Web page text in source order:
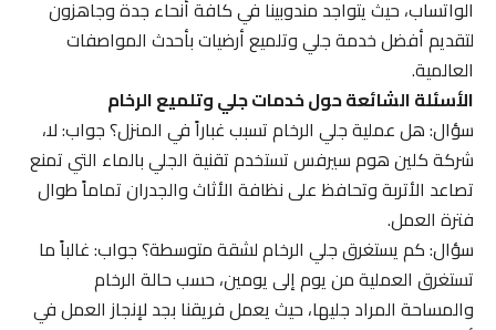
الواتساب، حيث يتواجد مندوبينا في كافة أنحاء جدة وجاهزون
لتقديم أفضل خدمة جلي وتلميع أرضيات بأحدث المواصفات
العالمية.
الأسئلة الشائعة حول خدمات جلي وتلميع الرخام
سؤال: هل عملية جلي الرخام تسبب غباراً في المنزل؟ جواب: لا،
شركة كلين هوم سيرفس تستخدم تقنية الجلي بالماء التي تمنع
تصاعد الأتربة وتحافظ على نظافة الأثاث والجدران تماماً طوال
فترة العمل.
سؤال: كم يستغرق جلي الرخام لشقة متوسطة؟ جواب: غالباً ما
تستغرق العملية من يوم إلى يومين، حسب حالة الرخام
والمساحة المراد جليها، حيث يعمل فريقنا بجد لإنجاز العمل في